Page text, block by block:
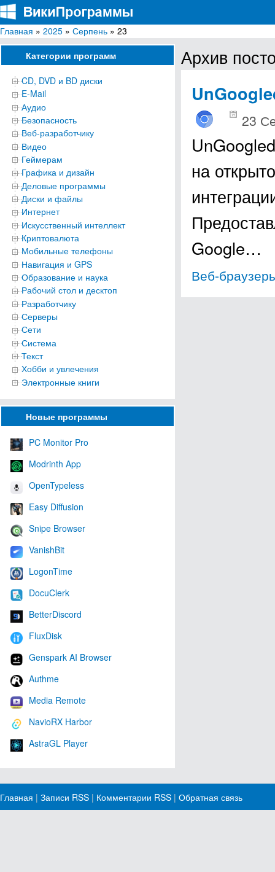
ВикиПрограммы
Энциклопедия бесплатных компьютерных программ для Windows
Главная » 2025 » Серпень » 23
Категории программ
CD, DVD и BD диски
E-Mail
Аудио
Безопасность
Веб-разработчику
Видео
Геймерам
Графика и дизайн
Деловые программы
Диски и файлы
Интернет
Искусственный интеллект
Криптовалюта
Мобильные телефоны
Навигация и GPS
Образование и наука
Рабочий стол и десктоп
Разработчику
Серверы
Сети
Система
Текст
Хобби и увлечения
Электронные книги
Новые программы
PC Monitor Pro
Modrinth App
OpenTypeless
Easy Diffusion
Snipe Browser
VanishBit
LogonTime
DocuClerk
BetterDiscord
FluxDisk
Genspark AI Browser
Authme
Media Remote
NavioRX Harbor
AstraGL Player
Архив
23
на
Google…
Веб-
Главная | Записи RSS | Комментарии RSS | Обратная связь